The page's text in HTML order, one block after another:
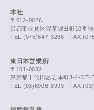
本社
〒612-0026
京都市伏見区深草堀田町10番
TEL:(075)647-3266
東日本営業所
〒101-0032
東京都千代田区岩本町3-4-3
TEL:(03)6908-8993